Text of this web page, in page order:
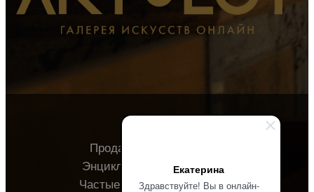
Екатерина
Здравствуйте! Вы в онлайн-
Продавцу
Энциклопедия
О галерее
Частые вопросы
Контакты